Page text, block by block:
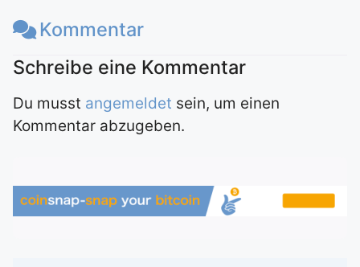
Kommentar
Du musst angemeldet sein, um einen
Kommentar abzugeben.